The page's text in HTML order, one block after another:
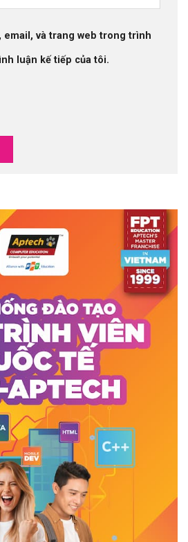
email, và trang web trong trình
luận kế tiếp của tôi.